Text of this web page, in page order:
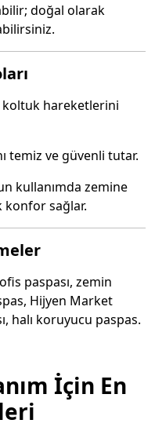
doğal olarak
koltuk hareketlerini
temiz ve güvenli tutar.
kullanımda zemine
sağlar.
paspası, zemin
Hijyen Market
halı koruyucu paspas.
İçin En